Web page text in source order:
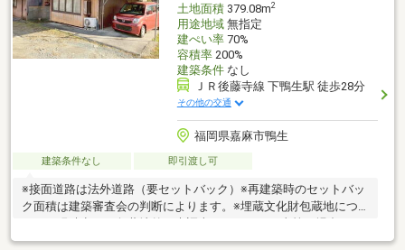
土地面積379.08m2
用途地域無指定
建ぺい率70%
容積率200%
建築条件なし
ＪＲ後藤寺線 下鴨生駅 徒歩28分
その他の交通
福岡県嘉麻市鴨生
建築条件なし 即引渡し可
※接面道路は法外道路（要セットバック）※再建築時のセットバッ
ク面積は建築審査会の判断によります。※埋蔵文化財包蔵地につ
相談が必要となります。●嘉麻市鴨生の古家付き土地《解体更地